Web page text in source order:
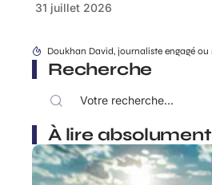
31 juillet 2026
Recherche
À lire absolument